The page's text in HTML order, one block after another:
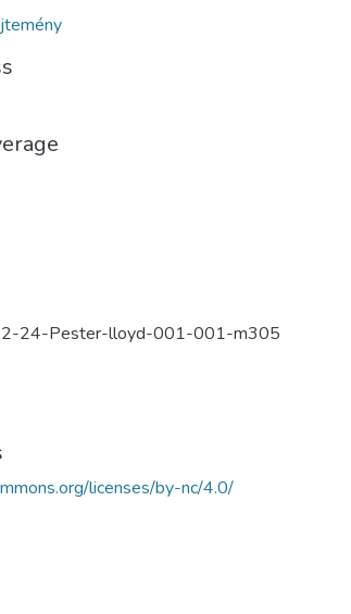
24-Pester-lloyd-001-001-m305
licenses/by-nc/4.0/